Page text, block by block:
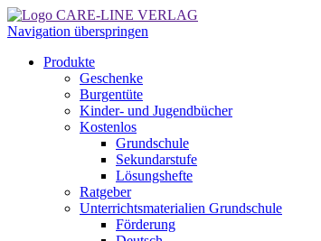
Navigation überspringen
Produkte
Geschenke
Burgentüte
Kinder- und Jugendbücher
Kostenlos
Grundschule
Sekundarstufe
Lösungshefte
Ratgeber
Unterrichtsmaterialien Grundschule
Förderung